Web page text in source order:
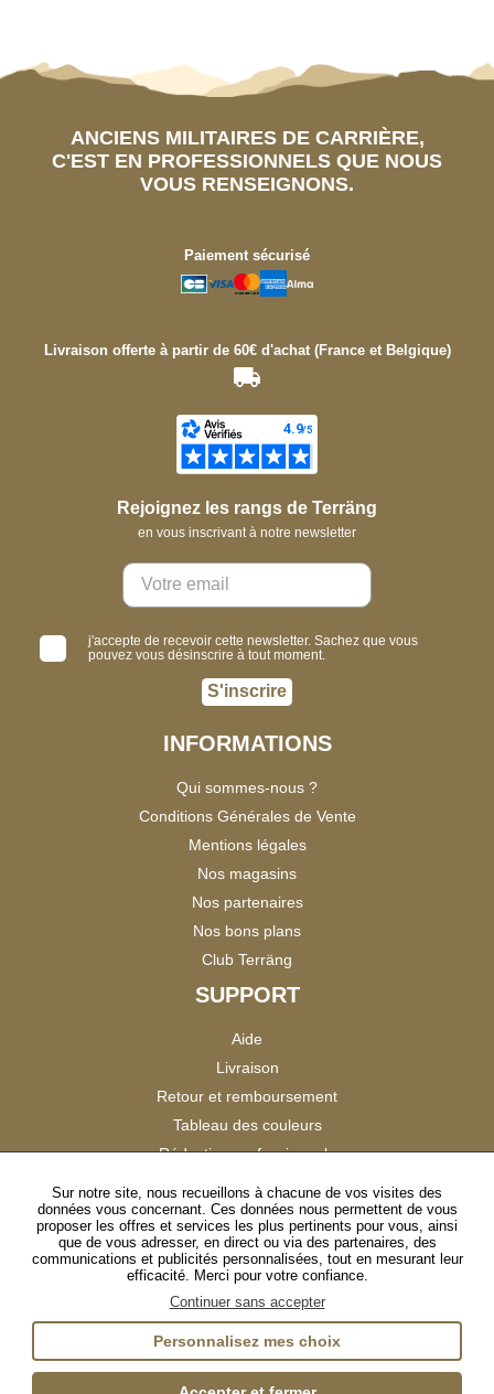
ANCIENS MILITAIRES DE CARRIÈRE,
C'EST EN PROFESSIONNELS QUE NOUS
VOUS RENSEIGNONS.
Paiement sécurisé
Livraison offerte à partir de 60€ d'achat (France et Belgique)
Rejoignez les rangs de Terräng
en vous inscrivant à notre newsletter
j'accepte de recevoir cette newsletter. Sachez que vous
pouvez vous désinscrire à tout moment.
S'inscrire
INFORMATIONS
Qui sommes-nous ?
Conditions Générales de Vente
Mentions légales
Nos magasins
Nos partenaires
Nos bons plans
Club Terräng
SUPPORT
Aide
Livraison
Retour et remboursement
Tableau des couleurs
Réduction professionnels
Satisfaction Clients
SUIVEZ-NOUS
InstagramTikTokFacebookYouTubeLinkedIn
Sur notre site, nous recueillons à chacune de vos visites des
données vous concernant. Ces données nous permettent de vous
proposer les offres et services les plus pertinents pour vous, ainsi
que de vous adresser, en direct ou via des partenaires, des
communications et publicités personnalisées, tout en mesurant leur
efficacité. Merci pour votre confiance.
Continuer sans accepter
Personnalisez mes choix